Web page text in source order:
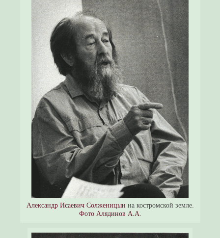
Александр Исаевич Солженицын на костромской земле.
Фото Алядинов А.А.